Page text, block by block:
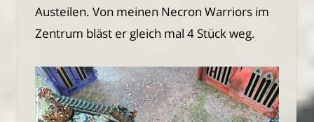
Austeilen. Von meinen Necron Warriors im
Zentrum bläst er gleich mal 4 Stück weg.